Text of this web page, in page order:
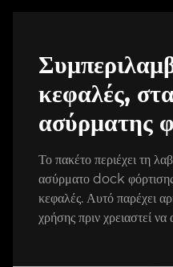
κεφαλές,
ασύρματης
Το πακέτο περιέχει τη
ασύρματο dock φόρτισης
κεφαλές. Αυτό παρέχει
χρήσης πριν χρειαστεί